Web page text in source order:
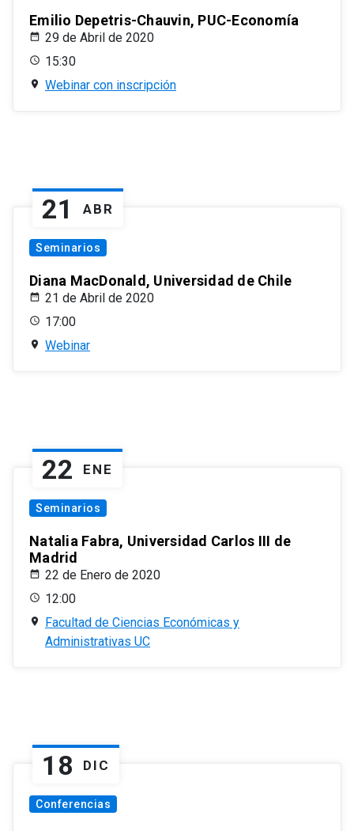
Emilio Depetris-Chauvin, PUC-Economía
29 de Abril de 2020
15:30
Webinar con inscripción
21 ABR
Seminarios
Diana MacDonald, Universidad de Chile
21 de Abril de 2020
17:00
Webinar
22 ENE
Seminarios
Natalia Fabra, Universidad Carlos III de
Madrid
22 de Enero de 2020
12:00
Facultad de Ciencias Económicas y
Administrativas UC
18 DIC
Conferencias